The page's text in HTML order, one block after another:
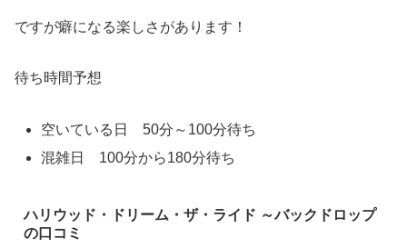
ですが癖になる楽しさがあります！
待ち時間予想
空いている日 50分～100分待ち
混雑日 100分から180分待ち
ハリウッド・ドリーム・ザ・ライド ～バックドロップ
の口コミ